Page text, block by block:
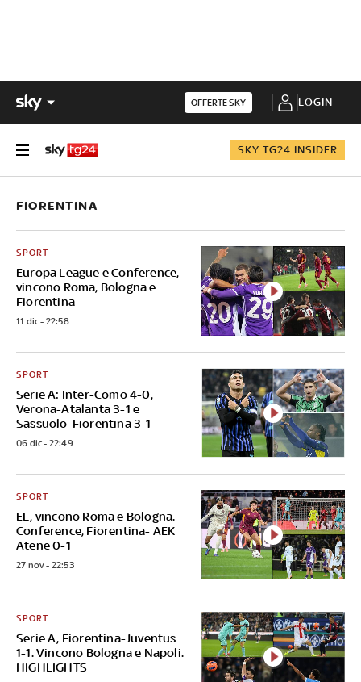
OFFERTE SKY LOGIN
SKY TG24 INSIDER
FIORENTINA
Europa League e Conference,
vincono Roma, Bologna e
Fiorentina
SPORT
11 dic - 22:58
Serie A: Inter-Como 4-0,
Verona-Atalanta 3-1 e
Sassuolo-Fiorentina 3-1
SPORT
06 dic - 22:49
EL, vincono Roma e Bologna.
Conference, Fiorentina- AEK
Atene 0-1
SPORT
27 nov - 22:53
Serie A, Fiorentina-Juventus
1-1. Vincono Bologna e Napoli.
HIGHLIGHTS
SPORT